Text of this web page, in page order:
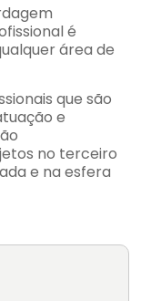
é
área de
que são
e
no terceiro
e na esfera